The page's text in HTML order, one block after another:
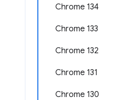
Chrome 134
Chrome 133
Chrome 132
Chrome 131
Chrome 130